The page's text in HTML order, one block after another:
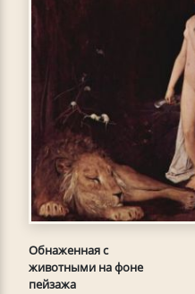
Обнаженная с
животными на фоне
пейзажа